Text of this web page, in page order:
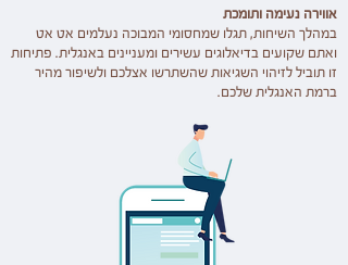
אווירה נעימה ותומכת
במהלך השיחות, תגלו שמחסומי המבוכה נעלמים אט אט
ואתם שקועים בדיאלוגים עשירים ומעניינים באנגלית. פתיחות
זו תוביל לזיהוי השגיאות שהשתרשו אצלכם ולשיפור מהיר
ברמת האנגלית שלכם.